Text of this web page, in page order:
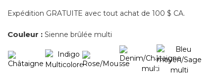
Expédition GRATUITE avec tout achat de 100 $ CA.
Couleur : Sienne brûlée multi